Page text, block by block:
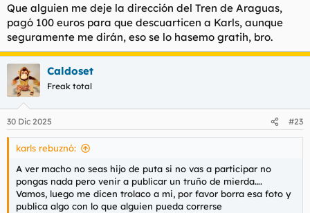
Que alguien me deje la dirección del Tren de Araguas,
pagó 100 euros para que descuarticen a Karls, aunque
seguramente me dirán, eso se lo hasemo gratih, bro.
Caldoset
Freak total
30 Dic 2025 #23
karls rebuznó:
A ver macho no seas hijo de puta si no vas a participar no
pongas nada pero venir a publicar un truño de mierda….
Vamos, luego me dicen trolaco a mi, por favor borra esa foto y
publica algo con lo que alguien pueda correrse